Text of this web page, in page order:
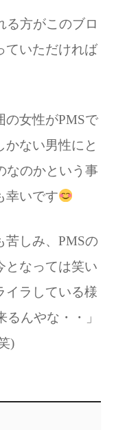
る方がこのブロ
ていただければ
の女性がPMSで
ない男性にと
なのかという事
幸いです
苦しみ、PMSの
となっては笑い
イラしている様
るんやな・・」
)